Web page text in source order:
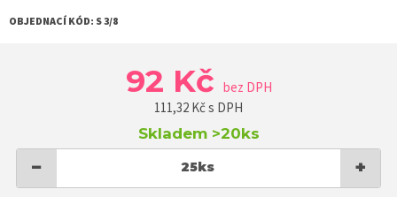
OBJEDNACÍ KÓD: S 3/8
92 Kč bez DPH
111,32 Kč s DPH
Skladem >20ks
− 25ks +